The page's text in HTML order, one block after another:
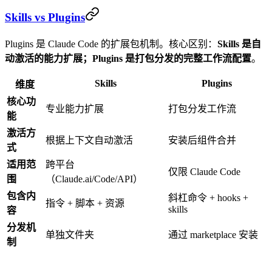
Skills vs Plugins
Plugins 是 Claude Code 的扩展包机制。核心区别： Skills 是自
动激活的能力扩展；Plugins 是打包分发的完整工作流配置。
维度 Skills
Plugins
核心功
能
专业能力扩展 打包分发工作流
激活方
式
根据上下文自动激活 安装后组件合并
适用范
围
跨平台
（Claude.ai/Code/API）
仅限 Claude Code
包含内
容
指令 + 脚本 + 资源
斜杠命令 + hooks +
skills
分发机
制
单独文件夹 通过 marketplace 安装